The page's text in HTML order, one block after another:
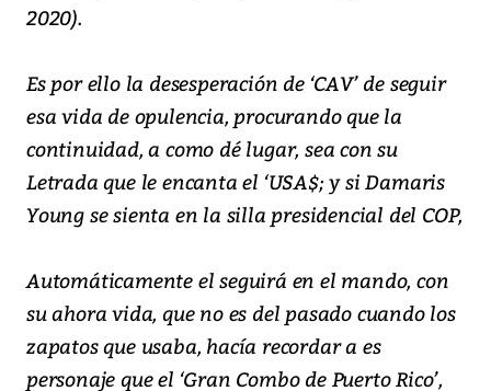
2020).
Es por ello la desesperación de ‘CAV’ de seguir
esa vida de opulencia, procurando que la
continuidad, a como dé lugar, sea con su
Letrada que le encanta el ‘USA$; y si Damaris
Young se sienta en la silla presidencial del COP,
Automáticamente el seguirá en el mando, con
su ahora vida, que no es del pasado cuando los
zapatos que usaba, hacía recordar a es
personaje que el ‘Gran Combo de Puerto Rico’,